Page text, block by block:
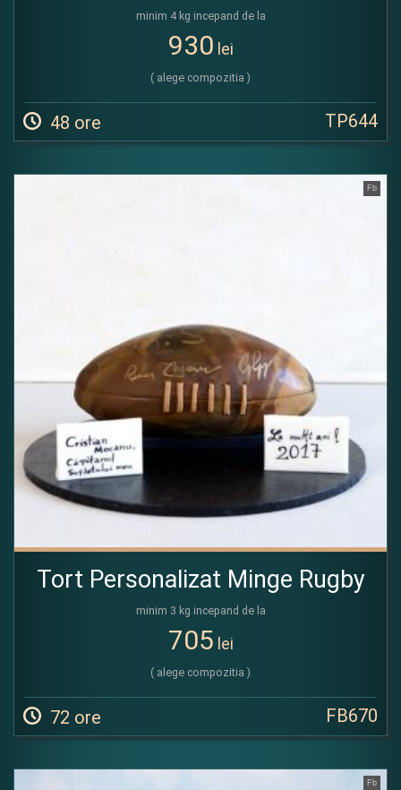
minim 4 kg incepand de la
930 lei
( alege compozitia )
48 ore TP644
Fb
Tort Personalizat Minge Rugby
minim 3 kg incepand de la
705 lei
( alege compozitia )
72 ore FB670
Fb